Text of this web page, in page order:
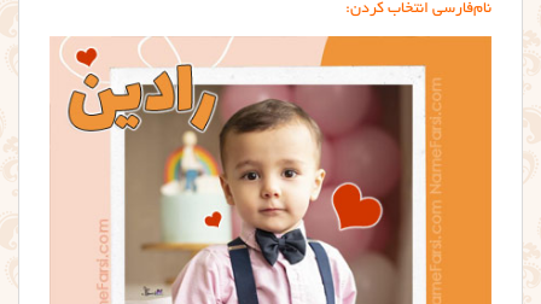
نام‌فارسی انتخاب کردن: